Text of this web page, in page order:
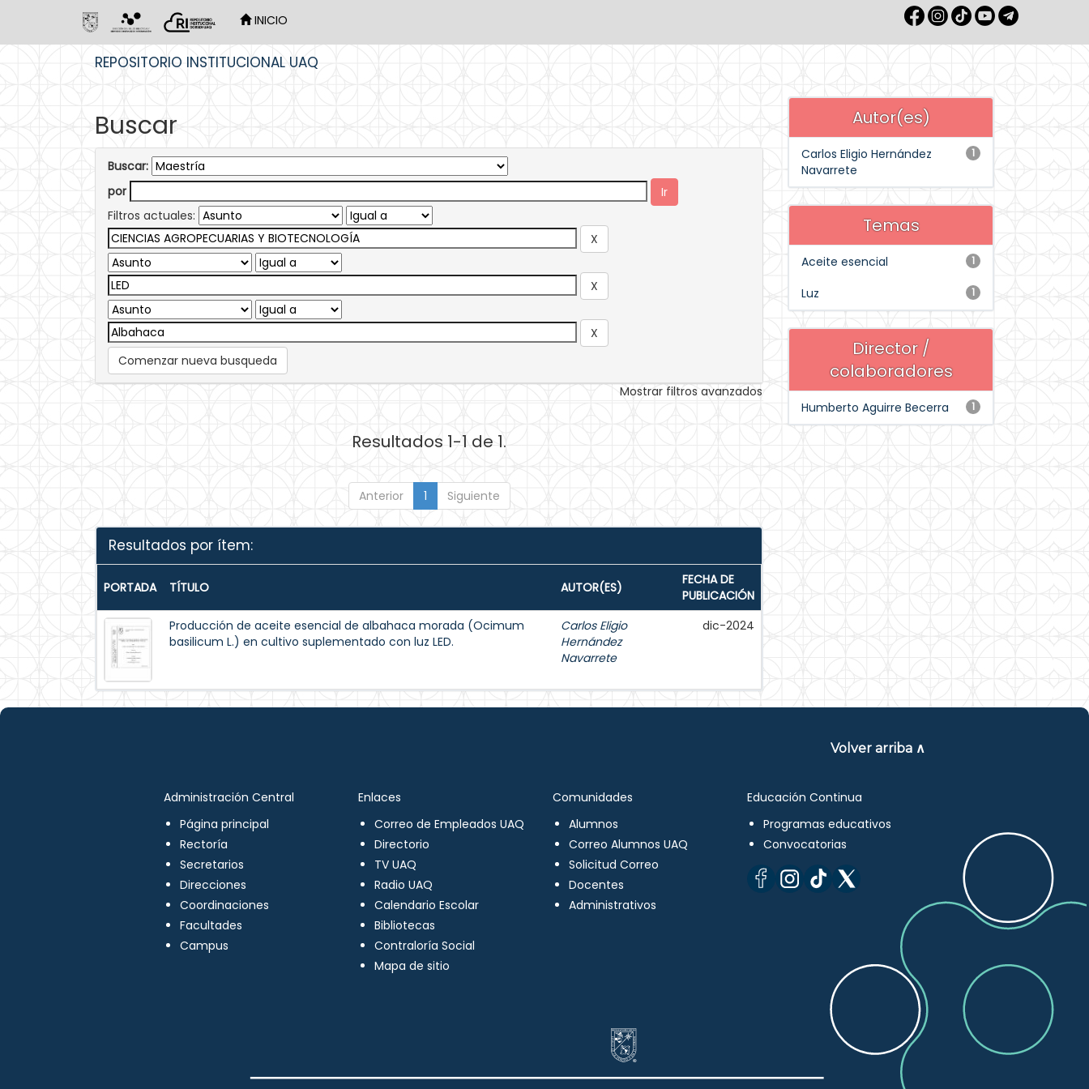
INICIO
REPOSITORIO INSTITUCIONAL UAQ
Buscar
Buscar:
por
Filtros actuales:
Comenzar nueva busqueda
Mostrar filtros avanzados
Resultados 1-1 de 1.
Anterior 1 Siguiente
Resultados por ítem:
PORTADA TÍTULO AUTOR(ES)
FECHA DE
PUBLICACIÓN
Producción de aceite esencial de albahaca morada (Ocimum
basilicum L.) en cultivo suplementado con luz LED.
Carlos Eligio
Hernández
Navarrete
dic-2024
Autor(es)
1
Carlos Eligio Hernández
Navarrete
Temas
1
Aceite esencial
1
Luz
Director /
colaboradores
1
Humberto Aguirre Becerra
Volver arriba ∧
Administración Central
Página principal
Rectoría
Secretarios
Direcciones
Coordinaciones
Facultades
Campus
Enlaces
Correo de Empleados UAQ
Directorio
TV UAQ
Radio UAQ
Calendario Escolar
Bibliotecas
Contraloría Social
Mapa de sitio
Comunidades
Alumnos
Correo Alumnos UAQ
Solicitud Correo
Docentes
Administrativos
Educación Continua
Programas educativos
Convocatorias